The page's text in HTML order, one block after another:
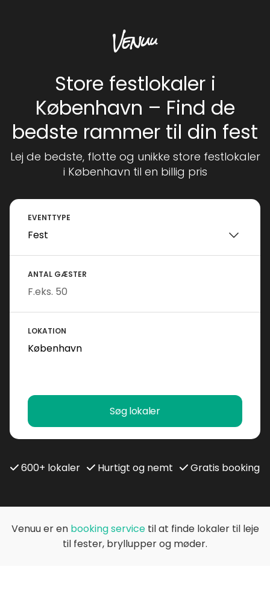
Store festlokaler i
København – Find de
bedste rammer til din fest
Lej de bedste, flotte og unikke store festlokaler
i København til en billig pris
EVENTTYPE
ANTAL GÆSTER
LOKATION
Søg lokaler
600+ lokaler Hurtigt og nemt Gratis booking
Venuu er en booking servicetil at finde lokaler til leje
til fester, bryllupper og møder.